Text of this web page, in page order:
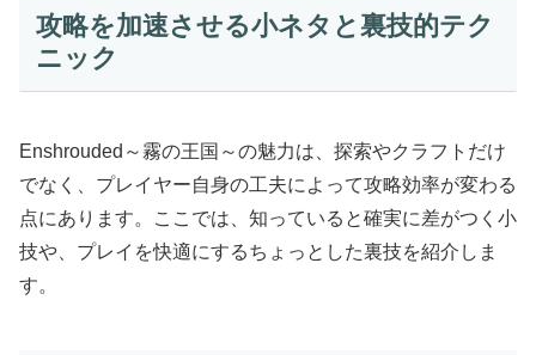
攻略を加速させる小ネタと裏技的テク
ニック
Enshrouded～霧の王国～の魅力は、探索やクラフトだけ
でなく、プレイヤー自身の工夫によって攻略効率が変わる
点にあります。ここでは、知っていると確実に差がつく小
技や、プレイを快適にするちょっとした裏技を紹介しま
す。